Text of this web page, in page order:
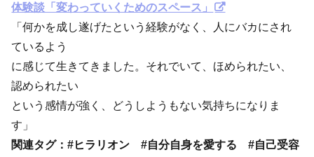
体験談「変わっていくためのスペース」
「何かを成し遂げたという経験がなく、人にバカにされ
ているよう
に感じて生きてきました。それでいて、ほめられたい、
認められたい
という感情が強く、どうしようもない気持ちになりま
す」
関連タグ：#ヒラリオン #自分自身を愛する #自己受容